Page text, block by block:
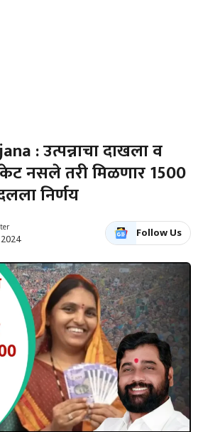
: उत्पन्नाचा दाखला व
नसले तरी मिळणार 1500
निर्णय
Follow Us